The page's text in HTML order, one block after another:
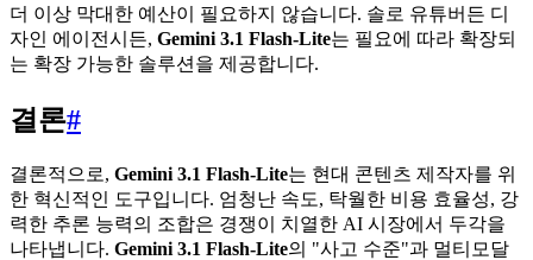
더 이상 막대한 예산이 필요하지 않습니다. 솔로 유튜버든 디
자인 에이전시든, Gemini 3.1 Flash-Lite는 필요에 따라 확장되
는 확장 가능한 솔루션을 제공합니다.
결론#
결론적으로, Gemini 3.1 Flash-Lite는 현대 콘텐츠 제작자를 위
한 혁신적인 도구입니다. 엄청난 속도, 탁월한 비용 효율성, 강
력한 추론 능력의 조합은 경쟁이 치열한 AI 시장에서 두각을
나타냅니다. Gemini 3.1 Flash-Lite의 "사고 수준"과 멀티모달